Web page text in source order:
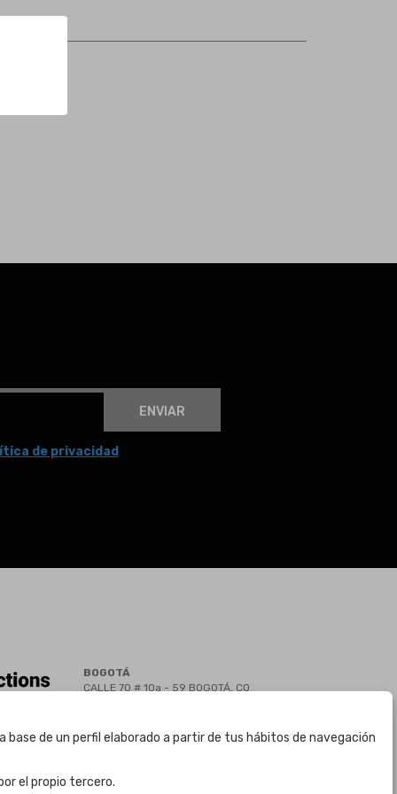
ENVIAR
de privacidad
BOGOTÁ
CALLE 70 # 10a - 59 BOGOTÁ, CO
(+57) 301 271 1444
info@bogotaauctions.com
de un perfil elaborado a partir de tus hábitos de navegación
el propio tercero.